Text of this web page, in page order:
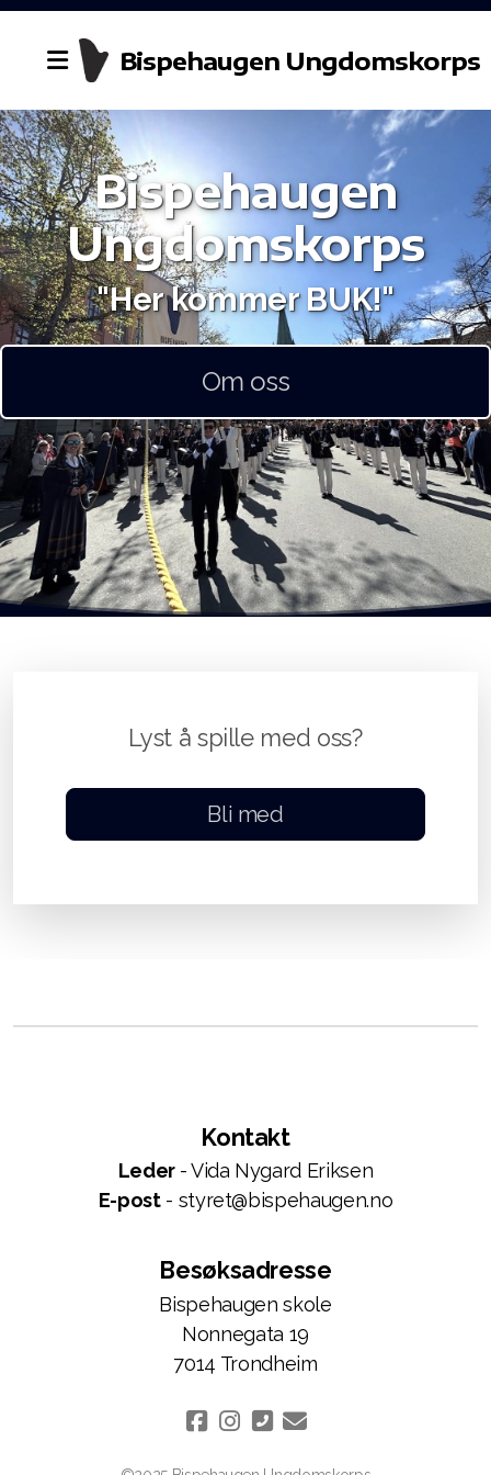
Bispehaugen Ungdomskorps
Bispehaugen
Ungdomskorps
"Her kommer BUK!"
Om oss
Lyst å spille med oss?
Bli med
Kontakt
Leder - Vida Nygard Eriksen
E-post- styret@bispehaugen.no
Besøksadresse
Bispehaugen skole
Nonnegata 19
7014 Trondheim
Historie
Styret
Dirigent
Kontakt oss